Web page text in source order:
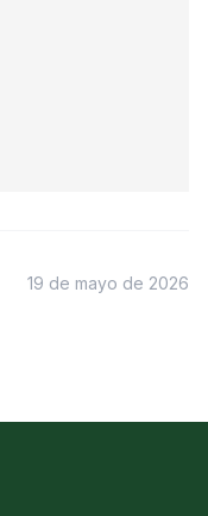
19 de mayo de 2026